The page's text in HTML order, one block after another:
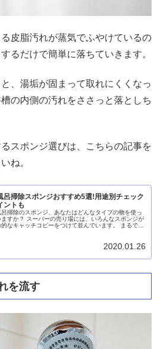
皮脂汚れが蒸気でふやけているの
るだけで簡単に落ちていきます。
、湯垢が固まって取れにくくなっ
の内側の汚れをささっと落としち
スポンジ選びは、こちらの記事を
ね。
呂掃除スポンジおすすめ5選!用途別チェック
ントも
呂掃除のスポンジ、あなたはどんなタイプの物を使っ
ーの売り場には、いろんなスポンジが
なキャッチコピーをつけて並んでいます。 まるで
2020.01.26
を流す